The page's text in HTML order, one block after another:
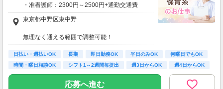
・准看護師：2300円～2500円+通勤交通費
*＊嬉しい日払いOK*
経験をしっかり給与に反映！
【月収例】
しっかり働く！週5フルタイムの場合
時給2300円×1日8時間×月22日＝40万4,800円
東京都中野区東中野
無理なく通える範囲で調整可能！
※受動喫煙対策有（屋内禁煙）
【アクセス】
ライフスタイルに合わせて通勤方法を選べる＊
マイカー・バイク・自転車での通勤も可能◎
日払い・週払いOK 長期 即日勤務OK 平日のみOK
何曜日でもOK
時間・曜日相談OK
シフト1～2週間毎提出 週3日からOK 週4日からOK
応募へ進む